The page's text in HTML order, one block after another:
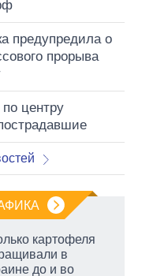
предупредила о
прорыва
центру
картофеля
в
до и во